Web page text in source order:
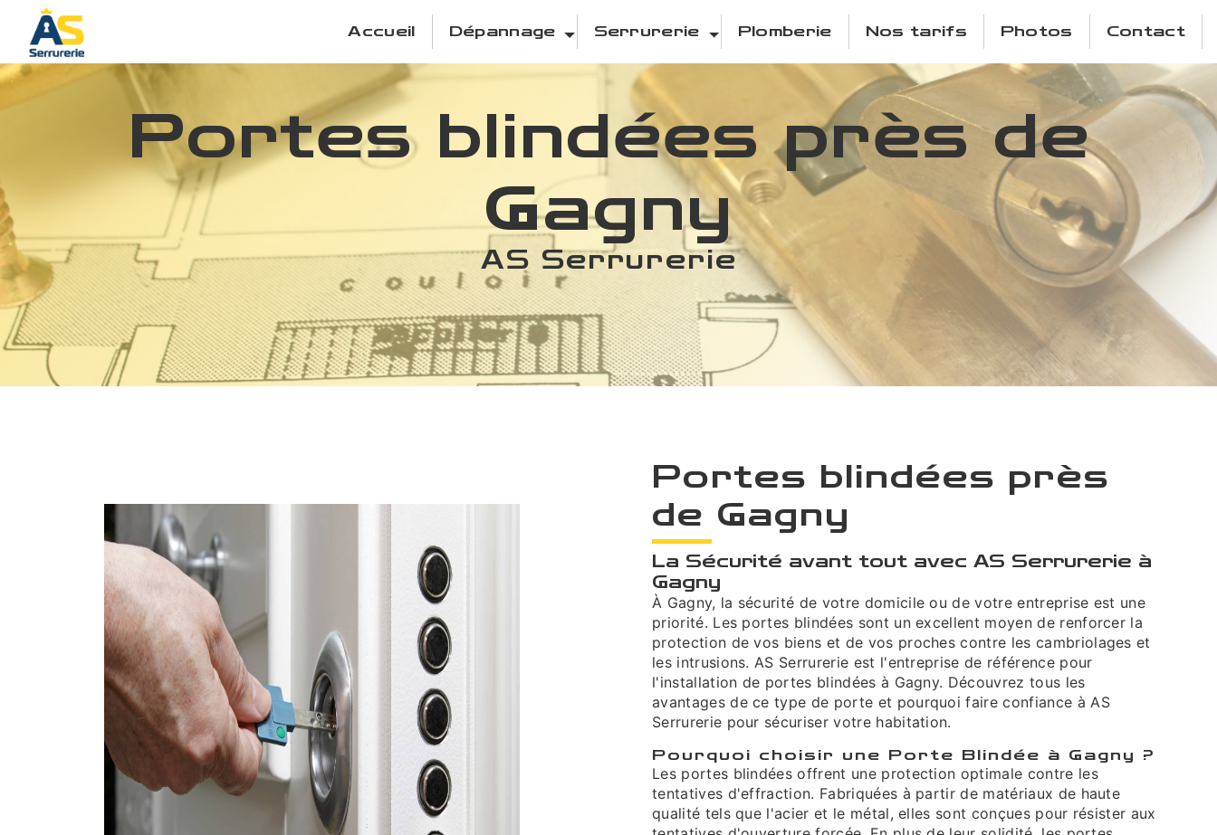
Accueil Dépannage Serrurerie Plomberie Nos tarifs Photos Contact
Portes blindées près de
Gagny
AS Serrurerie
Portes blindées près
de Gagny
La Sécurité avant tout avec AS Serrurerie à
Gagny
À Gagny, la sécurité de votre domicile ou de votre entreprise est une
priorité. Les portes blindées sont un excellent moyen de renforcer la
protection de vos biens et de vos proches contre les cambriolages et
les intrusions. AS Serrurerie est l'entreprise de référence pour
l'installation de portes blindées à Gagny. Découvrez tous les
avantages de ce type de porte et pourquoi faire confiance à AS
Serrurerie pour sécuriser votre habitation.
Pourquoi choisir une Porte Blindée à Gagny ?
Les portes blindées offrent une protection optimale contre les
tentatives d'effraction. Fabriquées à partir de matériaux de haute
qualité tels que l'acier et le métal, elles sont conçues pour résister aux
Panneau de gestion des cookies